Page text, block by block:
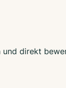
und direkt